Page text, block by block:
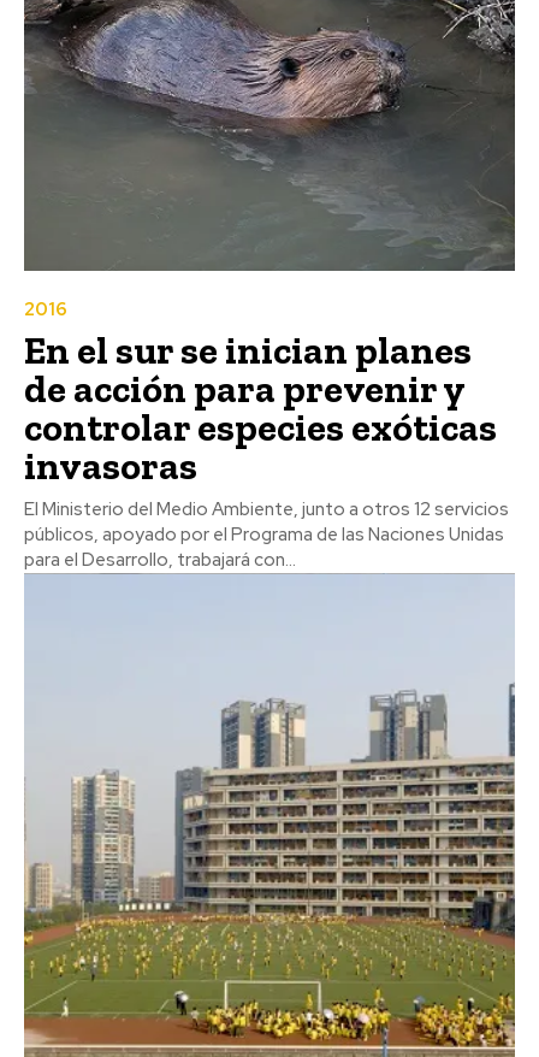
2016
En el sur se inician planes
de acción para prevenir y
controlar especies exóticas
invasoras
El Ministerio del Medio Ambiente, junto a otros 12 servicios
públicos, apoyado por el Programa de las Naciones Unidas
para el Desarrollo, trabajará con...